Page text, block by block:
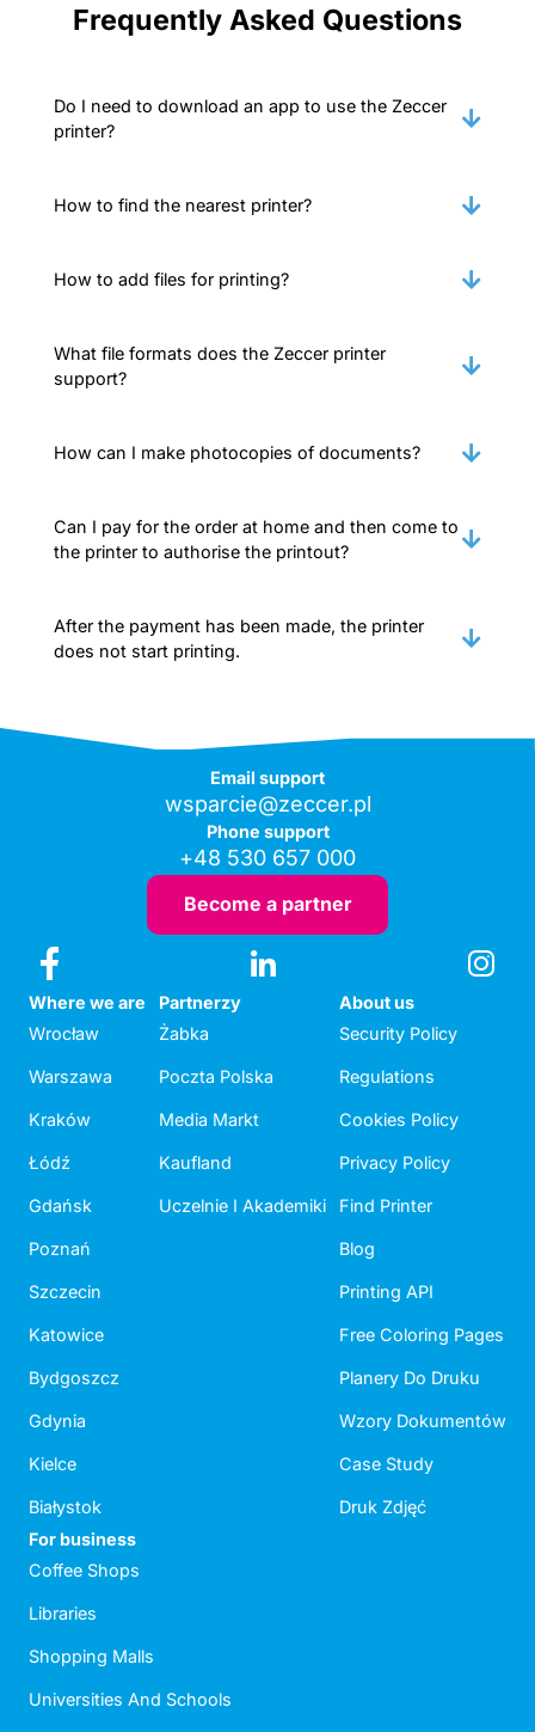
Frequently Asked Questions
Do I need to download an app to use the Zeccer
printer?
How to find the nearest printer?
How to add files for printing?
What file formats does the Zeccer printer
support?
How can I make photocopies of documents?
Can I pay for the order at home and then come to
the printer to authorise the printout?
After the payment has been made, the printer
does not start printing.
Email support
wsparcie@zeccer.pl
Phone support
+48 530 657 000
Become a partner
Where we are
Wrocław
Warszawa
Kraków
Łódź
Gdańsk
Poznań
Szczecin
Katowice
Bydgoszcz
Gdynia
Kielce
Białystok
Partnerzy
Żabka
Poczta Polska
Media Markt
Kaufland
Uczelnie I Akademiki
About us
Security Policy
Regulations
Cookies Policy
Privacy Policy
Find Printer
Blog
Printing API
Free Coloring Pages
Planery Do Druku
Wzory Dokumentów
Case Study
Druk Zdjęć
For business
Coffee Shops
Libraries
Shopping Malls
Universities And Schools